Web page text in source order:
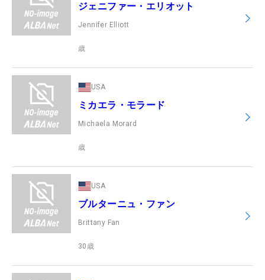
ジェニファー・エリオット
Jennifer Elliott
歳
USA
ミカエラ・モラード
Michaela Morard
歳
USA
ブルターニュ・ファン
Brittany Fan
30 歳